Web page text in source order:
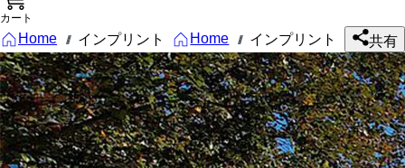
カート
Home /// インプリント Home /// インプリント 共有